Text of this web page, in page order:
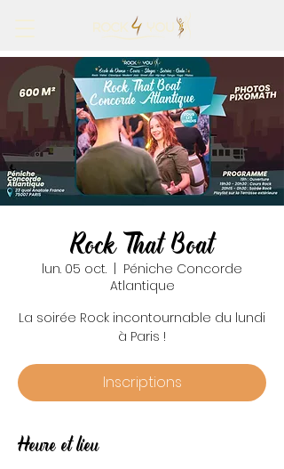
Rock That Boat
lun. 05 oct.
Péniche Concorde
Atlantique
La soirée Rock incontournable du lundi
à Paris !
Inscriptions
Heure et lieu